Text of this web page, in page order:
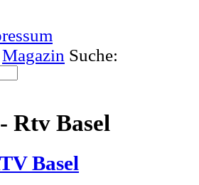
Magazin Suche:
Rtv Basel
Basel